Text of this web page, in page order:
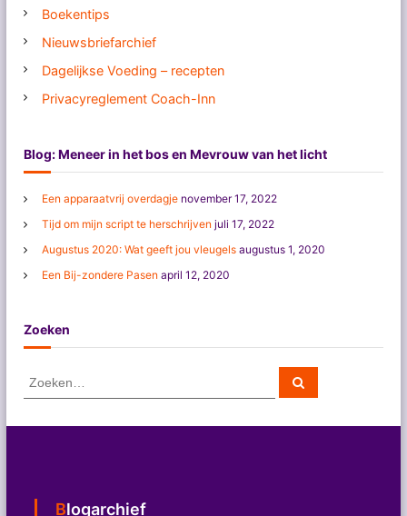
Boekentips
Nieuwsbriefarchief
Dagelijkse Voeding – recepten
Privacyreglement Coach-Inn
Blog: Meneer in het bos en Mevrouw van het licht
Een apparaatvrij overdagje november 17, 2022
Tijd om mijn script te herschrijven juli 17, 2022
Augustus 2020: Wat geeft jou vleugels augustus 1, 2020
Een Bij-zondere Pasen april 12, 2020
Zoeken
Z
Z
e
Blogarchief